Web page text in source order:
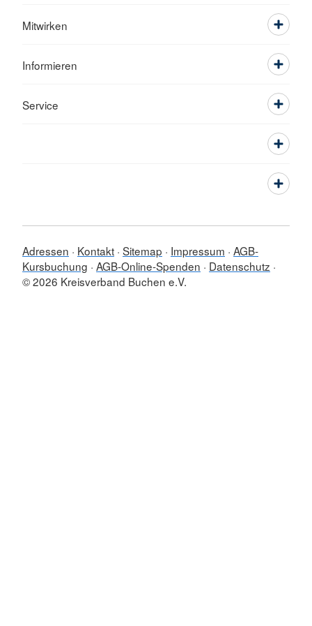
Mitwirken
Informieren
Service
Adressen Kontakt Sitemap Impressum AGB-
Kursbuchung AGB-Online-Spenden
Datenschutz
© 2026 Kreisverband Buchen e.V.